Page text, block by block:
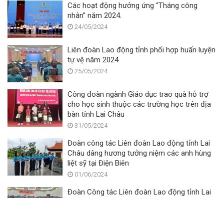
Các hoạt động hưởng ứng “Tháng công
nhân” năm 2024.
24/05/2024
Liên đoàn Lao động tỉnh phối hợp huấn luyện
tự vệ năm 2024
25/05/2024
Công đoàn ngành Giáo dục trao quà hỗ trợ
cho học sinh thuộc các trường học trên địa
bàn tỉnh Lai Châu
31/05/2024
Đoàn công tác Liên đoàn Lao động tỉnh Lai
Châu dâng hương tưởng niệm các anh hùng
liệt sỹ tại Điện Biên
01/06/2024
Đoàn Công tác Liên đoàn Lao động tỉnh Lai